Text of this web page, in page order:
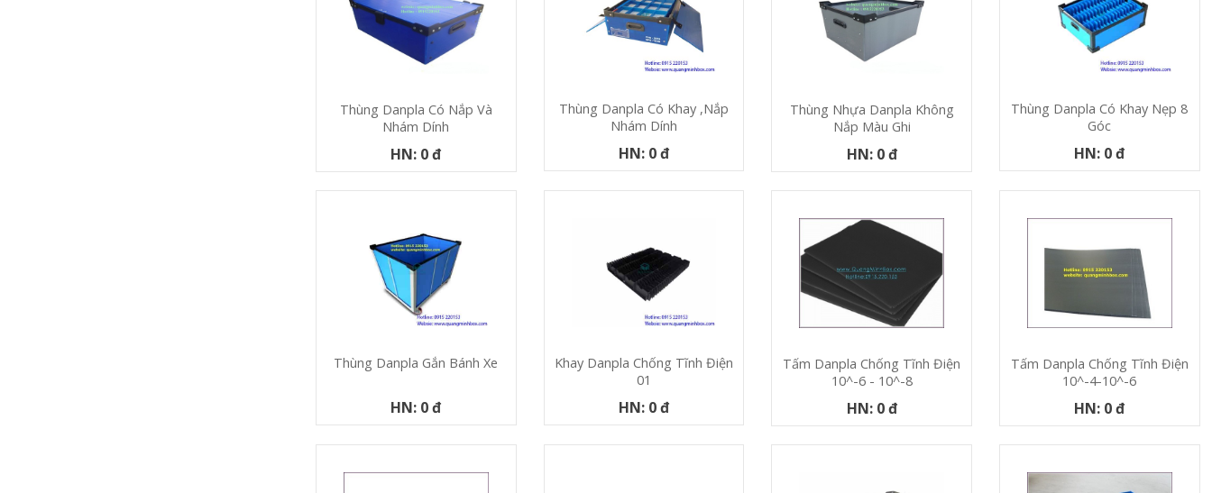
Thùng Danpla Có Nắp Và
Nhám Dính
HN: 0 đ
Thùng Danpla Có Khay ,nắp
Nhám Dính
HN: 0 đ
Thùng Nhựa Danpla Không
Nắp Màu Ghi
HN: 0 đ
Thùng Danpla Có Khay Nẹp 8
Góc
HN: 0 đ
Thùng Danpla Gắn Bánh Xe
HN: 0 đ
Khay Danpla Chống Tĩnh Điện
01
HN: 0 đ
Tấm Danpla Chống Tĩnh Điện
10^-6 - 10^-8
HN: 0 đ
Tấm Danpla Chống Tĩnh Điện
10^-4-10^-6
HN: 0 đ